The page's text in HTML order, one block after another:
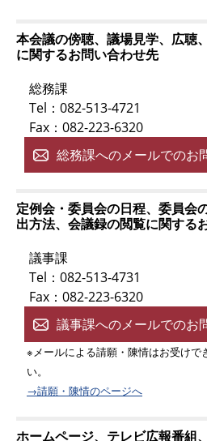
本会議の傍聴、議場見学、広聴
に関するお問い合わせ先
総務課
Tel：082-513-4721
Fax：082-223-6320
総務課へのメールでのお
定例会・委員会の日程、委員会
出方法、会議録の閲覧に関する
議事課
Tel：082-513-4731
Fax：082-223-6320
議事課へのメールでのお
※メールによる請願・陳情はお受けで
い。
→請願・陳情のページへ
ホームページ、テレビ広報番組